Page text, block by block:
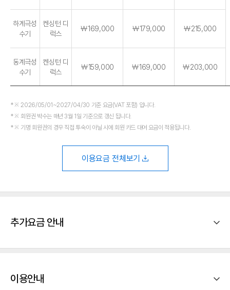
하계극성
수기
켄싱턴 디
럭스
￦169,000 ￦179,000 ￦215,000
동계극성
수기
켄싱턴 디
럭스
￦159,000 ￦169,000 ￦203,000
※ 2026/05/01~2027/04/30 기준 요금(VAT 포함) 입니다.
※ 회원권 박수는 매년 3월 1일 기준으로 갱신 됩니다.
※ 기명 회원권의 경우 직접 투숙이 아닐 시에 회원 카드 대여 요금이 적용됩니다.
이용요금 전체보기
추가요금 안내
이용안내